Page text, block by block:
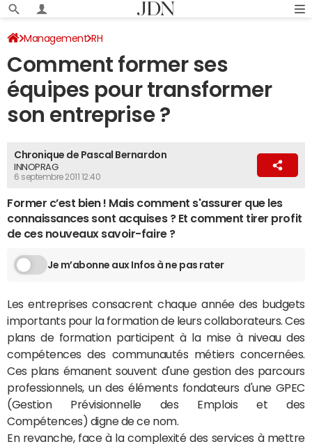
Management RH
Comment former ses
équipes pour transformer
son entreprise ?
Chronique de Pascal Bernardon
INNOPRAG
6 septembre 2011 12:40
Former c’est bien ! Mais comment s'assurer que les
connaissances sont acquises ? Et comment tirer profit
de ces nouveaux savoir-faire ?
Je m’abonne aux Infos à ne pas rater
Les entreprises consacrent chaque année des budgets
importants pour la formation de leurs collaborateurs. Ces
plans de formation participent à la mise à niveau des
compétences des communautés métiers concernées.
Ces plans émanent souvent d'une gestion des parcours
professionnels, un des éléments fondateurs d'une GPEC
(Gestion Prévisionnelle des Emplois et des
Compétences) digne de ce nom.
En revanche, face à la complexité des services à mettre